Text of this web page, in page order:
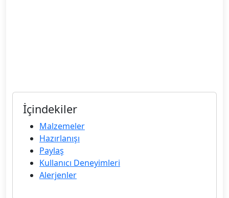
İçindekiler
Malzemeler
Hazırlanışı
Paylaş
Kullanıcı Deneyimleri
Alerjenler